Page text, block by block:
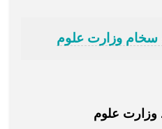
سخام وزارت علوم
وزارت علوم